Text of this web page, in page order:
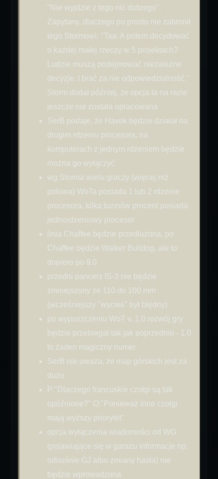
"Nie wyjdzie z tego nic dobrego".
Zapytany, dlaczego po prostu nie zabronił
tego Stormowi: "Taa. A potem decydować
o każdej małej rzeczy w 5 projektach?
Ludzie muszą podejmować niezależne
decyzje. I brać za nie odpowiedzialność."
Storm dodał później, że opcja ta na razie
jeszcze nie została opracowana
SerB podaje, że Havok będzie działał na
drugim rdzeniu procesora, na
komputerach z jednym rdzeniem będzie
można go wyłączyć
wg Storma wielu graczy (więcej niż
połowa) WoTa posiada 1 lub 2 rdzenie
procesora, kilka tuzinów procent posiada
jednordzeniowy procesor
linia Chaffee będzie przedłużona, po
Chaffee będzie Walker Bulldog, ale to
dopiero po 9.0
przedni pancerz IS-3 nie będzie
zmniejszony ze 110 do 100 mm
(wcześniejszy "wyciek" był błędny)
po wypuszczeniu WoT v. 1.0 rozwój gry
będzie przebiegał tak jak poprzednio - 1.0
to żaden magiczny numer
SerB nie uważa, że map górskich jest za
dużo
P:"Dlaczego francuskie czołgi są tak
opóźnione?" O:"Ponieważ inne czołgi
mają wyższy priorytet"
opcja wyłączenia wiadomości od WG
(pojawiające się w garażu informacje np.
odnośnie GJ albo zmiany hasła) nie
będzie wprowadzona